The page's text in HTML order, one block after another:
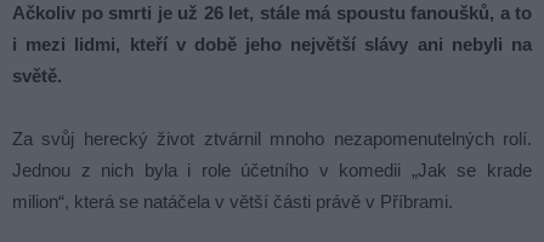
Ačkoliv po smrti je už 26 let, stále má spoustu fanoušků, a to
i mezi lidmi, kteří v době jeho největší slávy ani nebyli na
světě.
Za svůj herecký život ztvárnil mnoho nezapomenutelných rolí.
Jednou z nich byla i role účetního v komedii „Jak se krade
milion“, která se natáčela v větší části právě v Příbrami.